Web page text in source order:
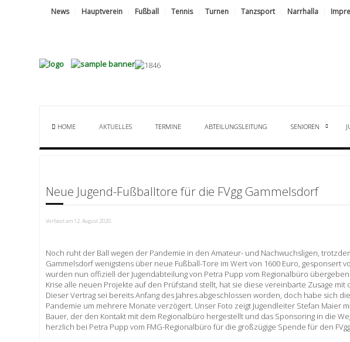
News Hauptverein Fußball Tennis Turnen Tanzsport Narrhalla
HOME AKTUELLES TERMINE ABTEILUNGSLEITUNG SENIOREN
Neue Jugend-Fußballtore für die FVgg Gammelsdorf
Verfasst am 12. August 2020
Noch ruht der Ball wegen der Pandemie in den Amateur- und Nachwuchsligen,
Gammelsdorf wenigstens über neue Fußball-Tore im Wert von 1600 Euro, gesponsert
wurden nun offiziell der Jugendabteilung von Petra Pupp vom Regionalbüro
Krise alle neuen Projekte auf den Prüfstand stellt, hat sie diese vereinbarte Zusage mit
Dieser Vertrag sei bereits Anfang des Jahres abgeschlossen worden, doch habe sich
Pandemie um mehrere Monate verzögert. Unser Foto zeigt Jugendleiter Stefan Maier
Bauer, der den Kontakt mit dem Regionalbüro hergestellt und das Sponsoring in die
herzlich bei Petra Pupp vom FMG-Regionalbüro für die großzügige Spende für den